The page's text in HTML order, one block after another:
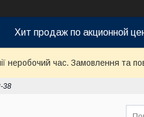
Хит продаж по акционной
неробочий час. Замовлення та
38